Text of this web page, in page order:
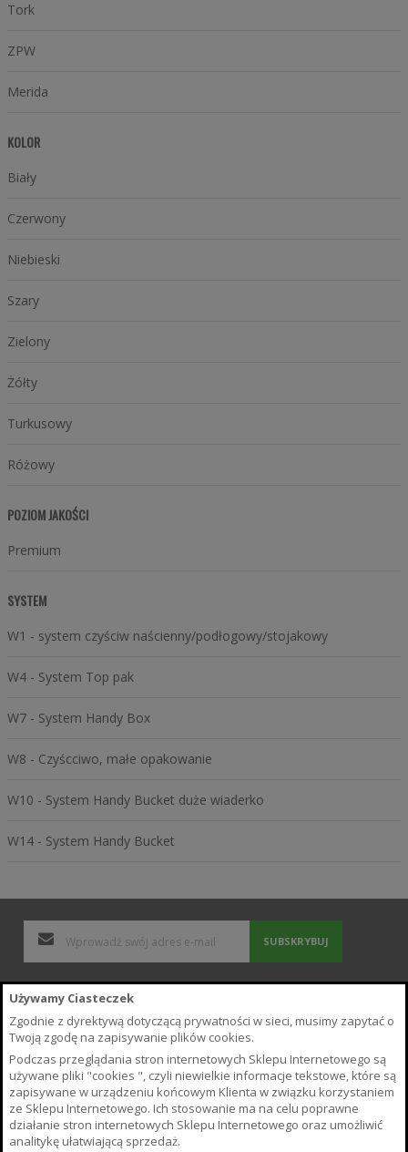
Używamy Ciasteczek
Zgodnie z dyrektywą dotyczącą prywatności w sieci, musimy zapytać o
Twoją zgodę na zapisywanie plików cookies.
Podczas przeglądania stron internetowych Sklepu Internetowego są
używane pliki "cookies ", czyli niewielkie informacje tekstowe, które są
zapisywane w urządzeniu końcowym Klienta w związku korzystaniem
ze Sklepu Internetowego. Ich stosowanie ma na celu poprawne
działanie stron internetowych Sklepu Internetowego oraz umożliwić
analitykę ułatwiającą sprzedaż.
Tork
ZPW
Merida
KOLOR
Biały
Czerwony
Niebieski
Szary
Zielony
Żółty
Turkusowy
Różowy
POZIOM JAKOŚCI
Premium
SYSTEM
W1 - system czyściw naścienny/podłogowy/stojakowy
W4 - System Top pak
W7 - System Handy Box
W8 - Czyścciwo, małe opakowanie
W10 - System Handy Bucket duże wiaderko
W14 - System Handy Bucket
SUBSKRYBUJ
Polityka Prywatności i Cookies
Wyszukiwane frazy
Zamówienia i zwroty
Poradnik
Regulamin Sklepu
O Sklepie
Płatność i Dostawa